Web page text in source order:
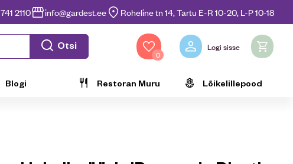
741 2110 info@gardest.ee Roheline tn 14, Tartu E-R 10-20, L-P 10-18
Otsi
0
Logi sisse
Blogi Restoran Muru Lõikelillepood